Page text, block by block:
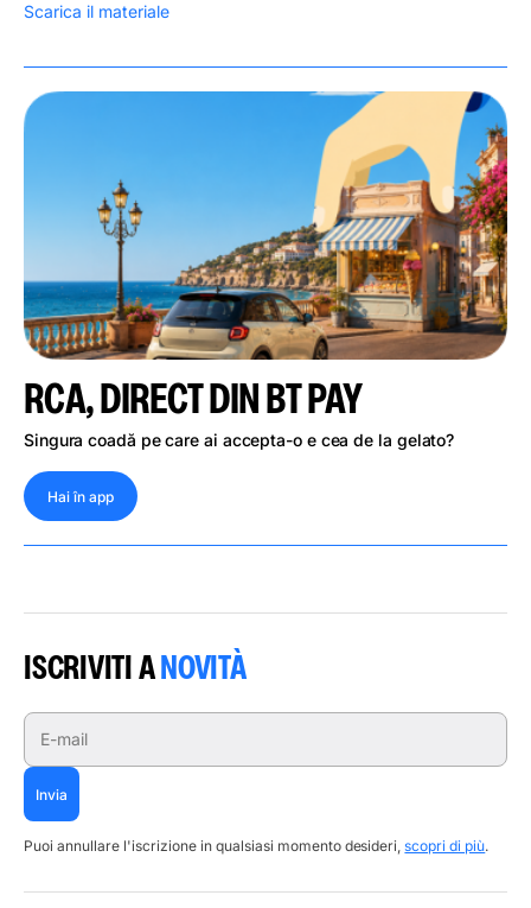
Scarica il materiale
RCA, DIRECT DIN BT PAY
Singura coadă pe care ai accepta-o e cea de la gelato?
Hai în app
ISCRIVITI ANOVITÀ
E-mail
Invia
Puoi annullare l'iscrizione in qualsiasi momento desideri,scopri di più.